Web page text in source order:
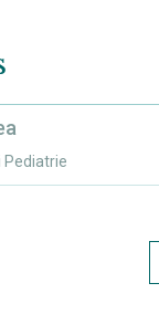
Pediatrie